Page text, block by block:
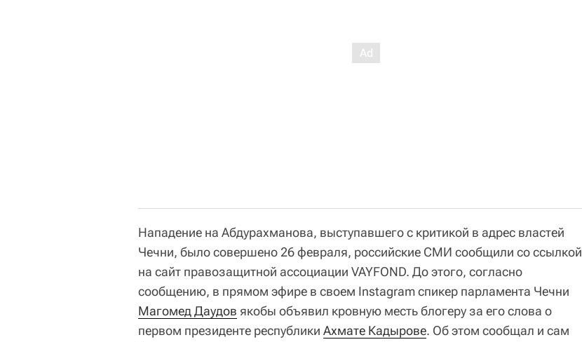
Нападение на Абдурахманова, выступавшего с критикой в адрес властей
Чечни, было совершено 26 февраля, российские СМИ сообщили со ссылкой
на сайт правозащитной ассоциации VAYFOND. До этого, согласно
сообщению, в прямом эфире в своем Instagram спикер парламента Чечни
Магомед Даудов якобы объявил кровную месть блогеру за его слова о
первом президенте республики Ахмате Кадырове. Об этом сообщал и сам